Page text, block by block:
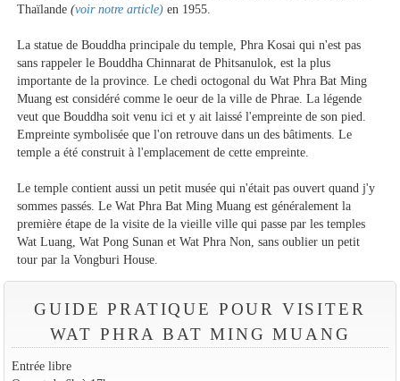
Thaïlande(voir notre article) en 1955.
La statue de Bouddha principale du temple, Phra Kosai qui n'est pas
sans rappeler le Bouddha Chinnarat de Phitsanulok, est la plus
importante de la province. Le chedi octogonal du Wat Phra Bat Ming
Muang est considéré comme le oeur de la ville de Phrae. La légende
veut que Bouddha soit venu ici et y ait laissé l'empreinte de son pied.
Empreinte symbolisée que l'on retrouve dans un des bâtiments. Le
temple a été construit à l'emplacement de cette empreinte.
Le temple contient aussi un petit musée qui n'était pas ouvert quand j'y
sommes passés. Le Wat Phra Bat Ming Muang est généralement la
première étape de la visite de la vieille ville qui passe par les temples
Wat Luang, Wat Pong Sunan et Wat Phra Non, sans oublier un petit
tour par la Vongburi House.
GUIDE PRATIQUE POUR VISITER
WAT PHRA BAT MING MUANG
Entrée libre